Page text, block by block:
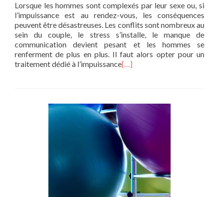
Lorsque les hommes sont complexés par leur sexe ou, si
l’impuissance est au rendez-vous, les conséquences
peuvent être désastreuses. Les conflits sont nombreux au
sein du couple, le stress s’installe, le manque de
communication devient pesant et les hommes se
renferment de plus en plus. Il faut alors opter pour un
traitement dédié à l’impuissance[…]